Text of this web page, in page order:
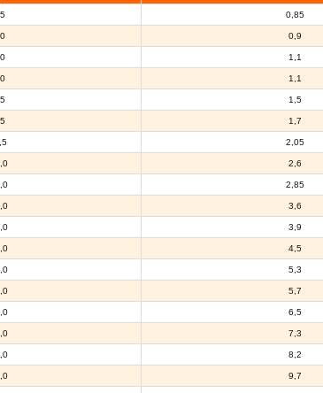
0,85
0,9
1,1
1,1
1,5
1,7
2,05
2,6
2,85
3,6
3,9
4,5
5,3
5,7
6,5
7,3
8,2
9,7